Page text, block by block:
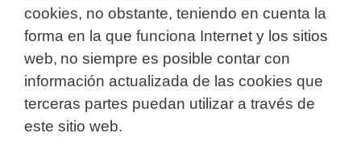
cookies, no obstante, teniendo en cuenta la
forma en la que funciona Internet y los sitios
web, no siempre es posible contar con
información actualizada de las cookies que
terceras partes puedan utilizar a través de
este sitio web.